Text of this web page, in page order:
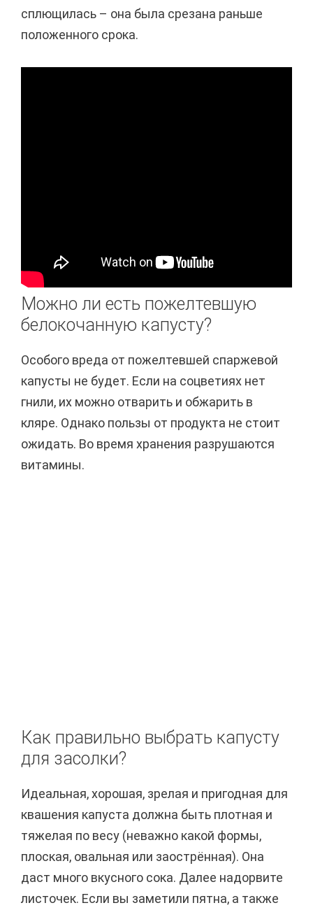
сплющилась – она была срезана раньше
положенного срока.
Можно ли есть пожелтевшую
белокочанную капусту?
Особого вреда от пожелтевшей спаржевой
капусты не будет. Если на соцветиях нет
гнили, их можно отварить и обжарить в
кляре. Однако пользы от продукта не стоит
ожидать. Во время хранения разрушаются
витамины.
Как правильно выбрать капусту
для засолки?
Идеальная, хорошая, зрелая и пригодная для
квашения капуста должна быть плотная и
тяжелая по весу (неважно какой формы,
плоская, овальная или заострённая). Она
даст много вкусного сока. Далее надорвите
листочек. Если вы заметили пятна, а также